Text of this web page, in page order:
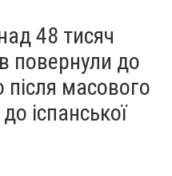
48 тисяч
повернули до
масового
іспанської